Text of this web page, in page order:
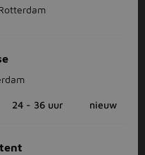
24 - 36 uur nieuw